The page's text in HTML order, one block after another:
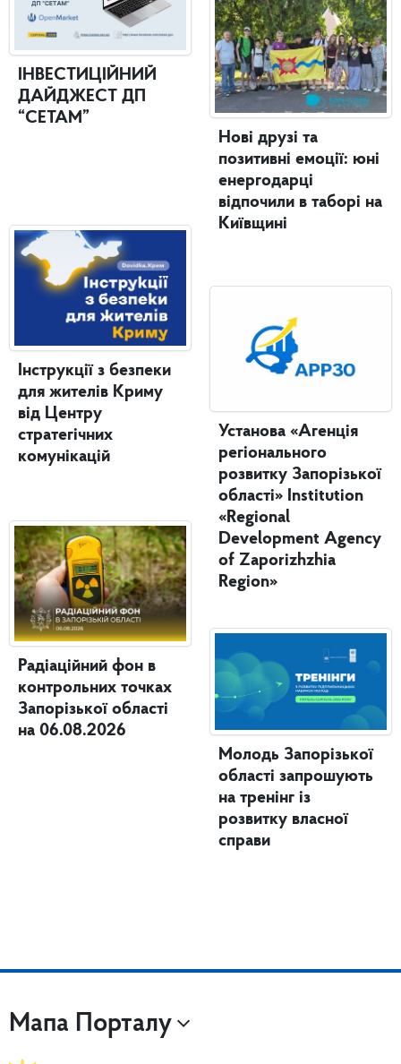
ІНВЕСТИЦІЙНИЙ
ДАЙДЖЕСТ ДП
“СЕТАМ”
Інструкції з безпеки
для жителів Криму
від Центру
стратегічних
комунікацій
Радіаційний фон в
контрольних точках
Запорізької області
на 06.08.2026
Нові друзі та
позитивні емоції: юні
енергодарці
відпочили в таборі на
Київщині
Установа «Агенція
регіонального
розвитку Запорізької
області» Institution
«Regional
Development Agency
of Zaporizhzhia
Region»
Молодь Запорізької
області запрошують
на тренінг із
розвитку власної
справи
Мапа Порталу